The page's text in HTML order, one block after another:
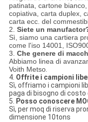
patinata, cartone
copiativa, carta duplex,
carta ecc. del
2. Siete un
Sì, siamo una cartiera
come l'iso 14001,
3. Che genere di
Abbiamo linea di
Voith Metso.
4. Offrite i campioni
Sì, offriamo i campioni
paga di bisogno di
5. Posso conoscere
Sì, per moq di riserva
dimensione 10tons